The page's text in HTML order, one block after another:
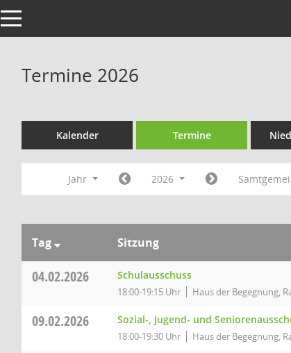
Toggle navigation
Termine 2026
Kalender Termine
Jahr 2026
Tag Sitzung
04.02.2026 Schulausschuss
18:00-19:15 Uhr Haus der Begegnung,
09.02.2026 Sozial-, Jugend- und
18:00-19:30 Uhr Haus der Begegnung,